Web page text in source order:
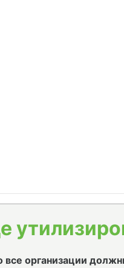
все организации